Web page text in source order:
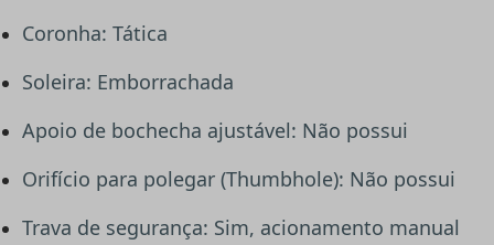
Coronha: Tática
Soleira: Emborrachada
Apoio de bochecha ajustável: Não possui
Orifício para polegar (Thumbhole): Não possui
Trava de segurança: Sim, acionamento manual